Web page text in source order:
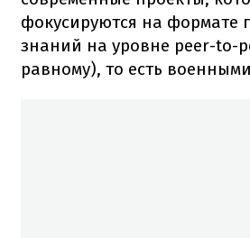
фокусируются на формате
знаний на уровне peer-to-
равному), то есть